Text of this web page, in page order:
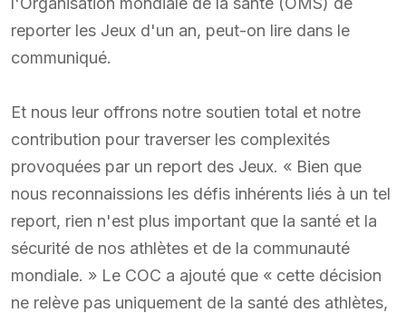
reporter les Jeux d'un an, peut-on lire dans le
communiqué.
Et nous leur offrons notre soutien total et notre
contribution pour traverser les complexités
provoquées par un report des Jeux. « Bien que
nous reconnaissions les défis inhérents liés à un tel
report, rien n'est plus important que la santé et la
sécurité de nos athlètes et de la communauté
mondiale. » Le COC a ajouté que « cette décision
ne relève pas uniquement de la santé des athlètes,